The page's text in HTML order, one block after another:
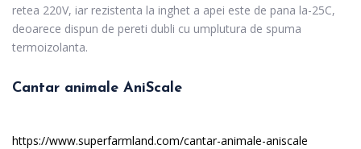
retea 220V, iar rezistenta la inghet a apei este de pana la-25C,
deoarece dispun de pereti dubli cu umplutura de spuma
termoizolanta.
Cantar animale AniScale
https://www.superfarmland.com/cantar-animale-aniscale